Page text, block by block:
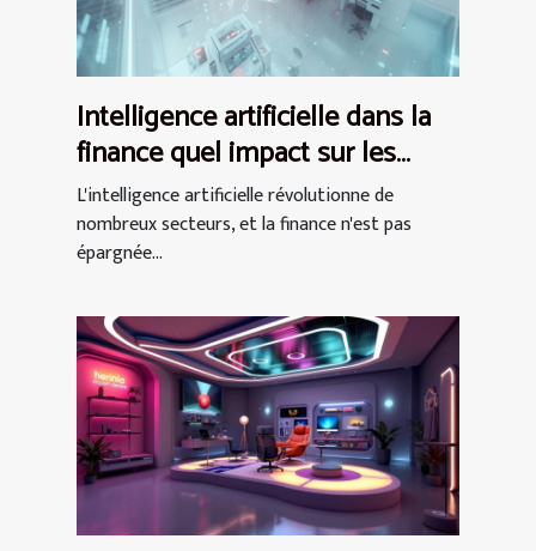
Intelligence artificielle dans la
finance quel impact sur les
investissements
L'intelligence artificielle révolutionne de
nombreux secteurs, et la finance n'est pas
épargnée...